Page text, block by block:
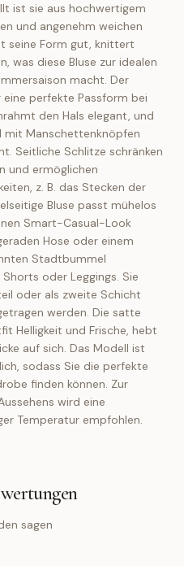
ist sie aus hochwertigem
und angenehm weichen
seine Form gut, knittert
was diese Bluse zur idealen
macht. Der
perfekte Passform bei
den Hals elegant, und
mit Manschettenknöpfen
Seitliche Schlitze schränken
und ermöglichen
z. B. das Stecken der
Bluse passt mühelos
Smart-Casual-Look
Hose oder einem
Stadtbummel
oder Leggings. Sie
oder als zweite Schicht
werden. Die satte
Helligkeit und Frische, hebt
auf sich. Das Modell ist
sodass Sie die perfekte
finden können. Zur
wird eine
Temperatur empfohlen.
sagen